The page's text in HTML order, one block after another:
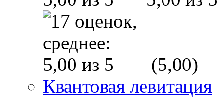
(5,00)
Квантовая левитация